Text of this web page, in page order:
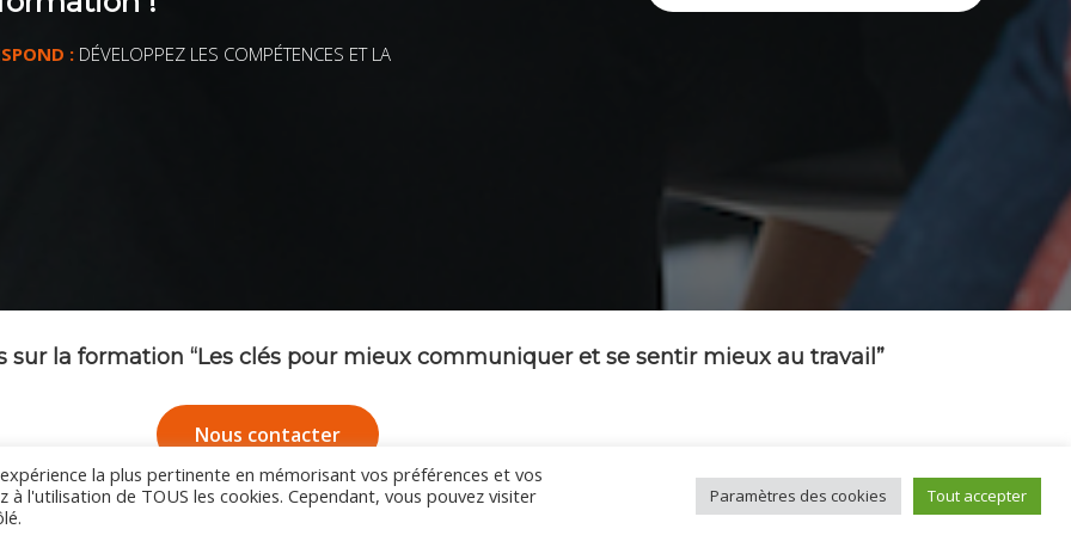
: DÉVELOPPEZ LES COMPÉTENCES ET LA
sur la formation “Les clés pour mieux communiquer et se sentir mieux au travail”
Nous contacter
la plus pertinente en mémorisant vos préférences et vos
l'utilisation de TOUS les cookies. Cependant, vous pouvez visiter
Paramètres des cookies Tout accepter